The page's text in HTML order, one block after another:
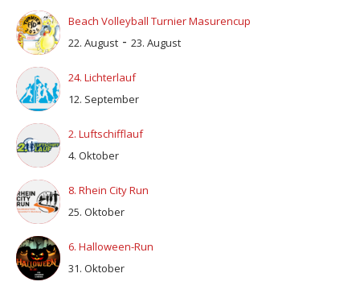
Beach Volleyball Turnier Masurencup
22. August - 23. August
24. Lichterlauf
12. September
2. Luftschifflauf
4. Oktober
8. Rhein City Run
25. Oktober
6. Halloween-Run
31. Oktober